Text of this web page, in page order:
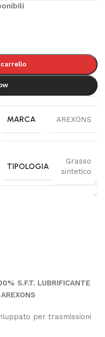
carrello
MARCA AREXONS
TIPOLOGIA
Grasso
sintetico
S.F.T. LUBRIFICANTE
per trasmissioni